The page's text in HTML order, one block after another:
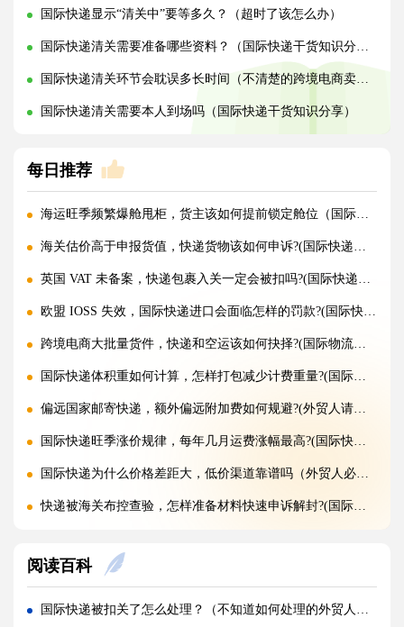
国际快递显示“清关中”要等多久？（超时了该怎么办）
国际快递清关需要准备哪些资料？（国际快递干货知识分享）
国际快递清关环节会耽误多长时间（不清楚的跨境电商卖家看过来）
国际快递清关需要本人到场吗（国际快递干货知识分享）
每日推荐
海运旺季频繁爆舱甩柜，货主该如何提前锁定舱位（国际海运干货知识分享）
海关估价高于申报货值，快递货物该如何申诉?(国际快递干货知识分享)
英国 VAT 未备案，快递包裹入关一定会被扣吗?(国际快递干货知识分享)
欧盟 IOSS 失效，国际快递进口会面临怎样的罚款?(国际快递干货知识分享)
跨境电商大批量货件，快递和空运该如何抉择?(国际物流干货知识分享)
国际快递体积重如何计算，怎样打包减少计费重量?(国际快递干货知识分享)
偏远国家邮寄快递，额外偏远附加费如何规避?(外贸人请注意)
国际快递旺季涨价规律，每年几月运费涨幅最高?(国际快递干货知识分享)
国际快递为什么价格差距大，低价渠道靠谱吗（外贸人必看篇）
快递被海关布控查验，怎样准备材料快速申诉解封?(国际快递干货知识分享)
国际快递实木木箱无 IPPC 标识，一定会被海关扣留吗?(国际快递干货知识分享)
快递 AMS、IOSS、VAT 预申报填错，会带来什么麻烦?(国际快递干货知识分享)
阅读百科
国际快递被扣关了怎么处理？（不知道如何处理的外贸人看过来）